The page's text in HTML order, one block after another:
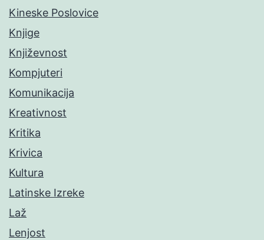
Kineske Poslovice
Knjige
Književnost
Kompjuteri
Komunikacija
Kreativnost
Kritika
Krivica
Kultura
Latinske Izreke
Laž
Lenjost